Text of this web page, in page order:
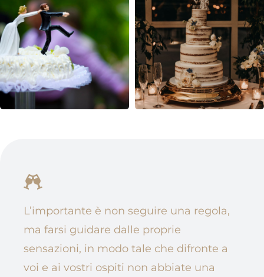
L’importante è non seguire una regola,
ma farsi guidare dalle proprie
sensazioni, in modo tale che difronte a
voi e ai vostri ospiti non abbiate una